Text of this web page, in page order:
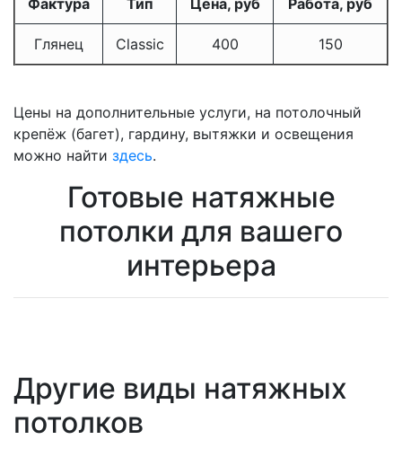
Фактура Тип Цена, руб Работа, руб
Глянец Classic 400 150
Цены на дополнительные услуги, на потолочный
крепёж (багет), гардину, вытяжки и освещения
можно найти здесь.
Готовые натяжные
потолки для вашего
интерьера
Другие виды натяжных
потолков